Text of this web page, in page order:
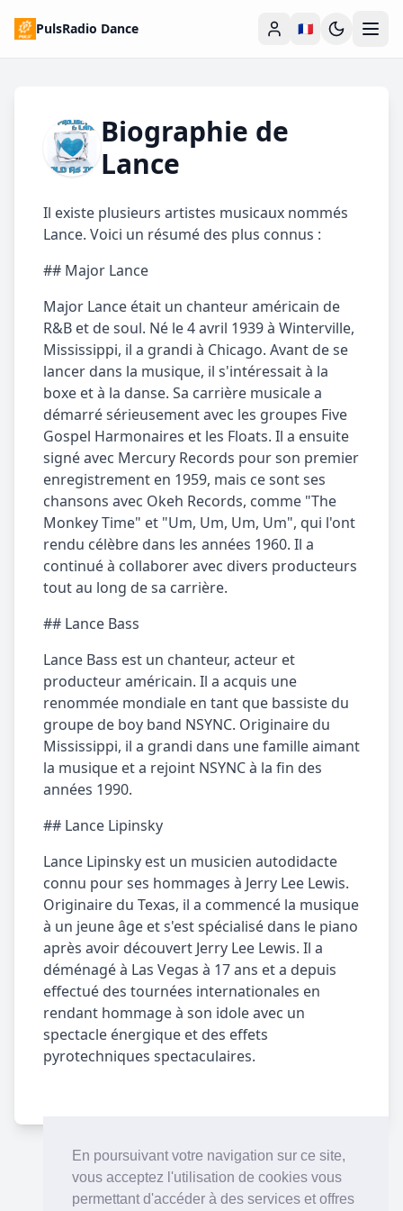
En poursuivant votre navigation sur ce site,
vous acceptez l'utilisation de cookies vous
permettant d'accéder à des services et offres
PulsRadio Dance 🇫🇷
Biographie de
Lance
Il existe plusieurs artistes musicaux nommés
Lance. Voici un résumé des plus connus :
## Major Lance
Major Lance était un chanteur américain de
R&B et de soul. Né le 4 avril 1939 à Winterville,
Mississippi, il a grandi à Chicago. Avant de se
lancer dans la musique, il s'intéressait à la
boxe et à la danse. Sa carrière musicale a
démarré sérieusement avec les groupes Five
Gospel Harmonaires et les Floats. Il a ensuite
signé avec Mercury Records pour son premier
enregistrement en 1959, mais ce sont ses
chansons avec Okeh Records, comme "The
Monkey Time" et "Um, Um, Um, Um", qui l'ont
rendu célèbre dans les années 1960. Il a
continué à collaborer avec divers producteurs
tout au long de sa carrière.
## Lance Bass
Lance Bass est un chanteur, acteur et
producteur américain. Il a acquis une
renommée mondiale en tant que bassiste du
groupe de boy band NSYNC. Originaire du
Mississippi, il a grandi dans une famille aimant
la musique et a rejoint NSYNC à la fin des
années 1990.
## Lance Lipinsky
Lance Lipinsky est un musicien autodidacte
connu pour ses hommages à Jerry Lee Lewis.
Originaire du Texas, il a commencé la musique
à un jeune âge et s'est spécialisé dans le piano
après avoir découvert Jerry Lee Lewis. Il a
déménagé à Las Vegas à 17 ans et a depuis
effectué des tournées internationales en
rendant hommage à son idole avec un
spectacle énergique et des effets
pyrotechniques spectaculaires.